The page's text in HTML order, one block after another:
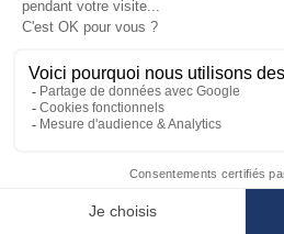
Cession de bail Alpes Maritimes
Cession de bail fréjus
Droit au bail Cannes
Droit au bail Cannes la Bocca
Droit au bail Mandelieu
Location local commercial Alpes Maritimes
Location local commercial Var